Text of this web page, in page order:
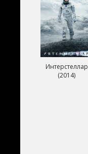
Интерстеллар
(2014)